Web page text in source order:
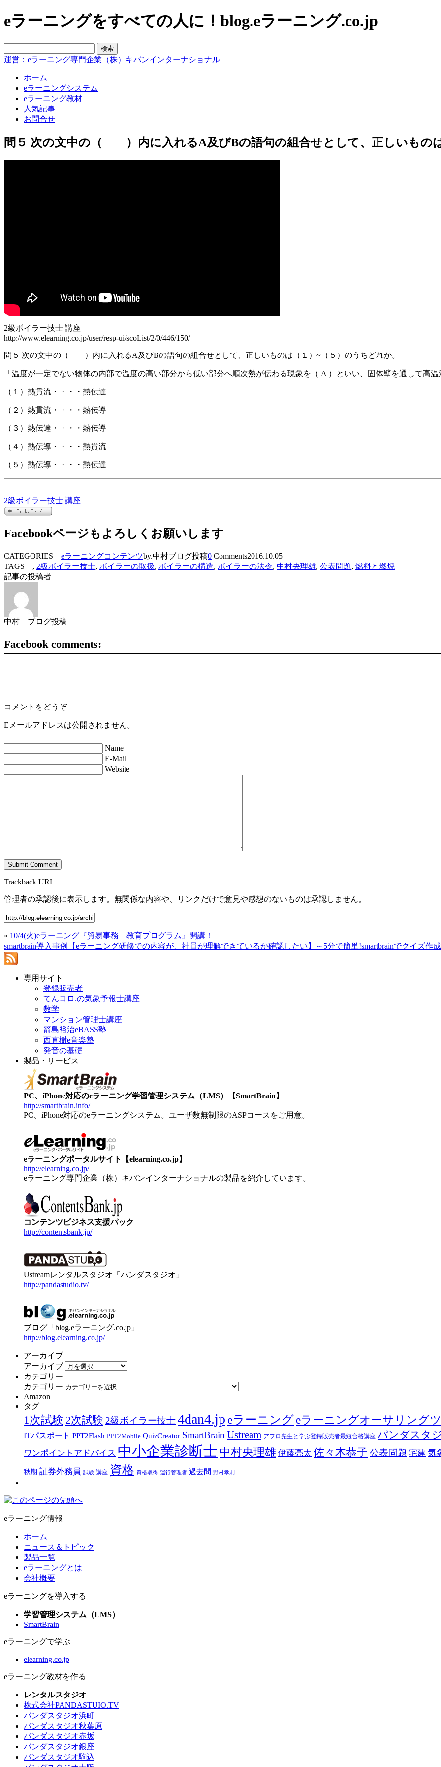
eラーニングをすべての人に！blog.eラーニング.co.jp
運営：eラーニング専門企業（株）キバンインターナショナル
ホーム
eラーニングシステム
eラーニング教材
人気記事
お問合せ
問５ 次の文中の（ ）内に入れるA及びBの語句の組合せとして、正しいものは
2級ボイラー技士 講座
http://www.elearning.co.jp/user/resp-ui/scoList/2/0/446/150/
問５ 次の文中の（ ）内に入れるA及びBの語句の組合せとして、正しいものは（１）~（５）のうちどれか。
「温度が一定でない物体の内部で温度の高い部分から低い部分へ順次熱が伝わる現象を（ A ）といい、固体壁を通して高
（１）熱貫流・・・・熱伝達
（２）熱貫流・・・・熱伝導
（３）熱伝達・・・・熱伝導
（４）熱伝導・・・・熱貫流
（５）熱伝導・・・・熱伝達
2級ボイラー技士 講座
Facebookページもよろしくお願いします
CATEGORIES eラーニングコンテンツby.中村ブログ投稿0 Comments2016.10.05
TAGS , 2級ボイラー技士, ボイラーの取扱, ボイラーの構造, ボイラーの法令, 中村央理雄, 公表問題, 燃料と燃焼
記事の投稿者
中村 ブログ投稿
Facebook comments:
コメントをどうぞ
Eメールアドレスは公開されません。
Name
E-Mail
Website
Trackback URL
管理者の承認後に表示します。無関係な内容や、リンクだけで意見や感想のないものは承認しません。
« 10/4(火)eラーニング『貿易事務 教育プログラム』開講！
smartbrain導入事例【eラーニング研修での内容が、社員が理解できているか確認したい】～5分で簡単!smartbrainでクイズ作
専用サイト
登録販売者
てんコロ.の気象予報士講座
数学
マンション管理士講座
箭島裕治eBASS塾
西直樹e音楽塾
発音の基礎
製品・サービス
PC、iPhone対応のeラーニング学習管理システム（LMS）【SmartBrain】
http://smartbrain.info/
PC、iPhone対応のeラーニングシステム。ユーザ数無制限のASPコースをご用意。
eラーニングポータルサイト【elearning.co.jp】
http://elearning.co.jp/
eラーニング専門企業（株）キバンインターナショナルの製品を紹介しています。
コンテンツビジネス支援パック
http://contentsbank.jp/
Ustreamレンタルスタジオ「パンダスタジオ」
http://pandastudio.tv/
ブログ「blog.eラーニング.co.jp」
http://blog.elearning.co.jp/
アーカイブ
アーカイブ
カテゴリー
カテゴリー
Amazon
タグ
1次試験 2次試験 2級ボイラー技士4dan4.jp eラーニング eラーニングオーサリング
ITパスポート PPT2Flash PPT2Mobile QuizCreator SmartBrain Ustream アフロ先生と学ぶ登録販売者最短合格講座 パンダスタ
ワンポイントアドバイス 中小企業診断士 中村央理雄 伊藤亮太 佐々木恭子 公表問題 宅建 気
秋期 証券外務員 試験 講座 資格 資格取得 運行管理者 過去問 野村孝則
eラーニング情報
ホーム
ニュース＆トピック
製品一覧
eラーニングとは
会社概要
eラーニングを導入する
学習管理システム（LMS）
SmartBrain
eラーニングで学ぶ
elearning.co.jp
eラーニング教材を作る
レンタルスタジオ
株式会社PANDASTUIO.TV
パンダスタジオ浜町
パンダスタジオ秋葉原
パンダスタジオ赤坂
パンダスタジオ銀座
パンダスタジオ駒込